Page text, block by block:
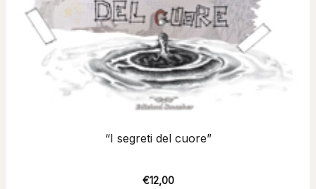
“I segreti del cuore”
€12,00